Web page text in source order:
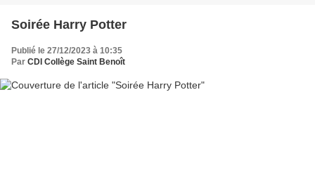
Soirée Harry Potter
Publié le 27/12/2023 à 10:35
Par CDI Collège Saint Benoît